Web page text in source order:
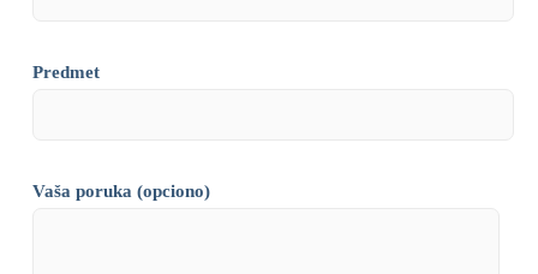
Predmet
Vaša poruka (opciono)